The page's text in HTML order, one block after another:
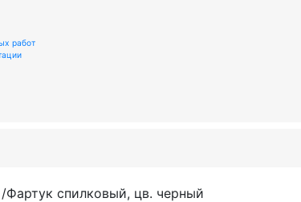
работ
/Фартук спилковый, цв. черный